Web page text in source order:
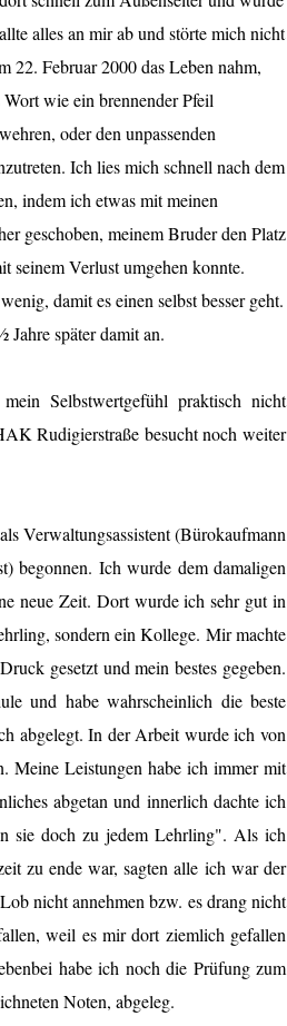
alles an mir ab und störte mich nicht
22. Februar 2000 das Leben nahm,
wie ein brennender Pfeil
oder den unpassenden
Ich lies mich schnell nach dem
indem ich etwas mit meinen
geschoben, meinem Bruder den Platz
seinem Verlust umgehen konnte.
damit es einen selbst besser geht.
Jahre später damit an.
Selbstwertgefühl praktisch nicht
Rudigierstraße besucht noch weiter
Verwaltungsassistent (Bürokaufmann
begonnen. Ich wurde dem damaligen
neue Zeit. Dort wurde ich sehr gut in
sondern ein Kollege. Mir machte
gesetzt und mein bestes gegeben.
und habe wahrscheinlich die beste
abgelegt. In der Arbeit wurde ich von
Meine Leistungen habe ich immer mit
abgetan und innerlich dachte ich
sie doch zu jedem Lehrling". Als ich
zu ende war, sagten alle ich war der
nicht annehmen bzw. es drang nicht
weil es mir dort ziemlich gefallen
habe ich noch die Prüfung zum
Noten, abgeleg.